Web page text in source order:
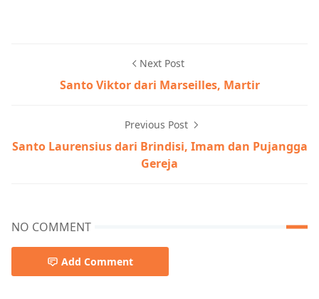
Next Post
Santo Viktor dari Marseilles, Martir
Previous Post
Santo Laurensius dari Brindisi, Imam dan Pujangga
Gereja
NO COMMENT
Add Comment